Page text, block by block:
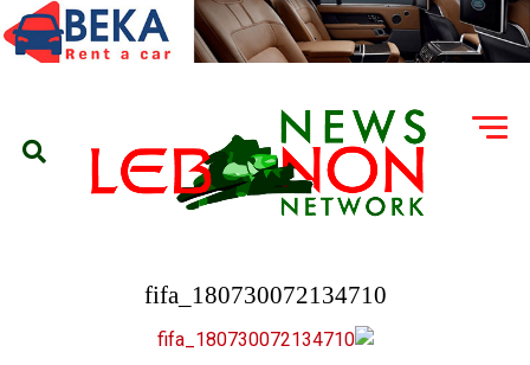
180730072134710_fifa